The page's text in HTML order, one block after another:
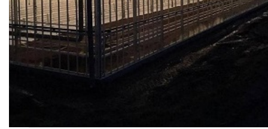
Bio priča
Biostimulacija
Dezinfekcija
Feromoni i klopke
Folije i agrotekstili